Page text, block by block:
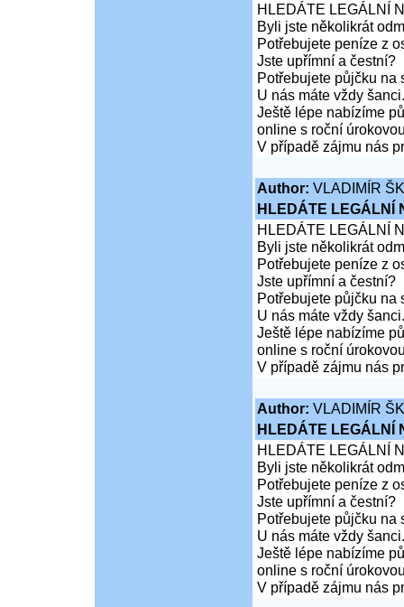
HLEDÁTE LEGÁLNÍ
Byli jste několikrát
Potřebujete peníze z
Jste upřímní a čestní?
Potřebujete půjčku na
U nás máte vždy šanci.
Ještě lépe nabízíme
online s roční
V případě zájmu nás
Author: VLADIMÍR
HLEDÁTE LEGÁLNÍ
HLEDÁTE LEGÁLNÍ
Byli jste několikrát
Potřebujete peníze z
Jste upřímní a čestní?
Potřebujete půjčku na
U nás máte vždy šanci.
Ještě lépe nabízíme
online s roční
V případě zájmu nás
Author: VLADIMÍR
HLEDÁTE LEGÁLNÍ
HLEDÁTE LEGÁLNÍ
Byli jste několikrát
Potřebujete peníze z
Jste upřímní a čestní?
Potřebujete půjčku na
U nás máte vždy šanci.
Ještě lépe nabízíme
online s roční
V případě zájmu nás